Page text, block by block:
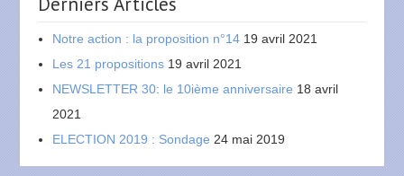
Notre action : la proposition n°14 19 avril 2021
Les 21 propositions 19 avril 2021
NEWSLETTER 30: le 10ième anniversaire 18 avril
2021
ELECTION 2019 : Sondage 24 mai 2019